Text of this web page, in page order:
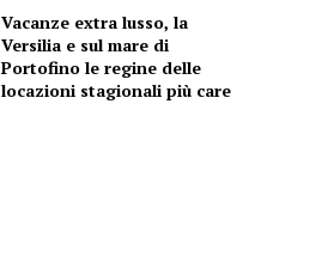
Vacanze extra lusso, la
Versilia e sul mare di
Portofino le regine delle
locazioni stagionali più care